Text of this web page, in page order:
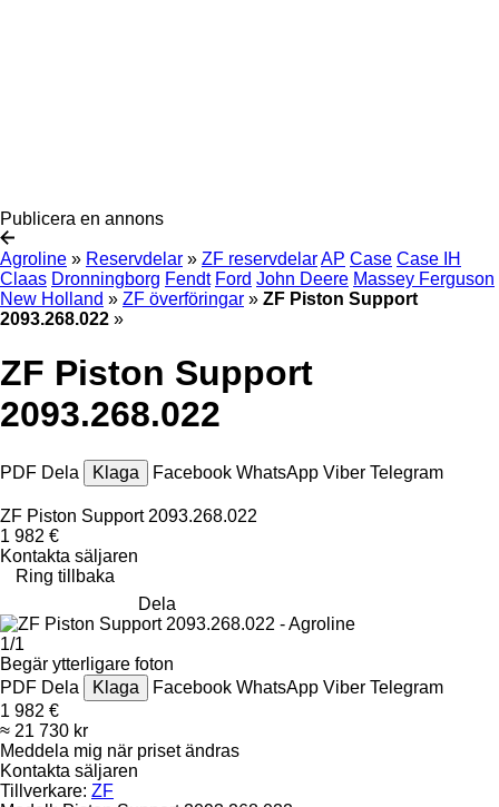
Publicera en annons
Agroline » Reservdelar » ZF reservdelarAP Case Case IH
Claas Dronningborg Fendt Ford John Deere Massey Ferguson
New Holland » ZF överföringar » ZF Piston Support
2093.268.022 »
ZF Piston Support
2093.268.022
PDF Dela Klaga Facebook WhatsApp Viber Telegram
ZF Piston Support 2093.268.022
1 982 €
Kontakta säljaren
Ring tillbaka
Dela
1/1
Begär ytterligare foton
PDF Dela Klaga Facebook WhatsApp Viber Telegram
1 982 €
≈ 21 730 kr
Meddela mig när priset ändras
Kontakta säljaren
Tillverkare: ZF